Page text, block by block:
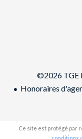
©2026 TGE
Honoraires
Ce site est protégé par